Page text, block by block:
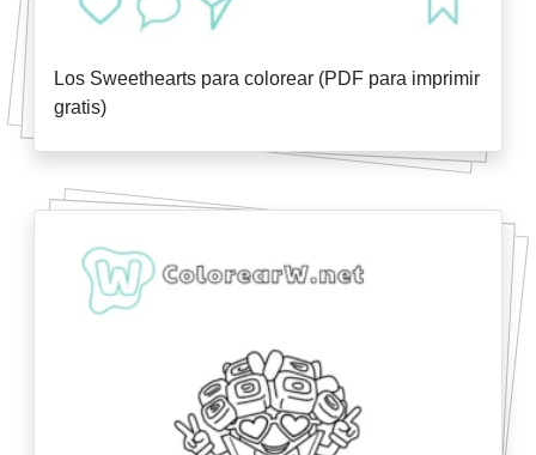
Los Sweethearts para colorear (PDF para imprimir
gratis)